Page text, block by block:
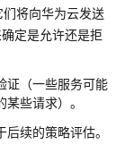
将向华为云发送
定是允许还是拒
证（一些服务可能
些请求）。
续的策略评估。